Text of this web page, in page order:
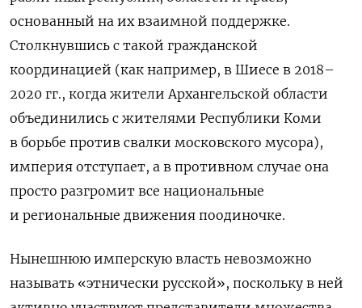
основанный на их взаимной поддержке.
Столкнувшись с такой гражданской
координацией (как например, в Шиесе в 2018–
2020 гг., когда жители Архангельской области
объединились с жителями Республики Коми
в борьбе против свалки московского мусора),
империя отступает, а в противном случае она
просто разгромит все национальные
и региональные движения поодиночке.
Нынешнюю имперскую власть невозможно
называть «этнически русской», поскольку в ней